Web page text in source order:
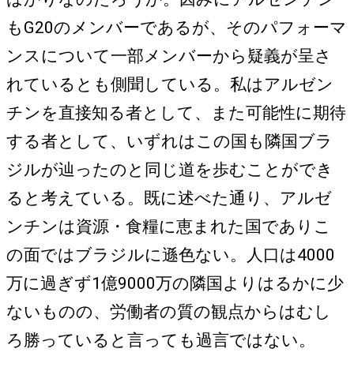
もG20のメンバーであるが、そのパフォーマ
ンスについて一部メンバーから疑義が呈さ
れているとも側聞している。私はアルゼン
チンを直接知る者として、また可能性に期待
する者として、いずれはこの国も隣国ブラ
ジルが辿ったのと同じ道を歩むことができ
ると考えている。既に述べた通り、アルゼ
ンチンは資源・食糧に恵まれた国でありこ
の面ではブラジルに遜色ない。人口は4000
万に過ぎず1億9000万の隣国よりはるかに少
ないものの、労働者の質の観点からはむし
ろ勝っていると言っても過言ではない。